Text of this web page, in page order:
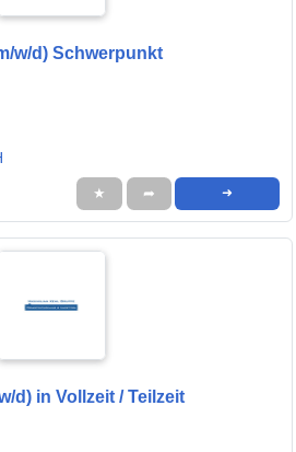
w/d) Schwerpunkt
★ ➦ ➜
d) in Vollzeit / Teilzeit